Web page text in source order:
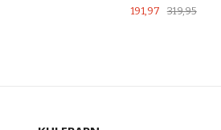
Tilbud
191,97 319,95Rabatt